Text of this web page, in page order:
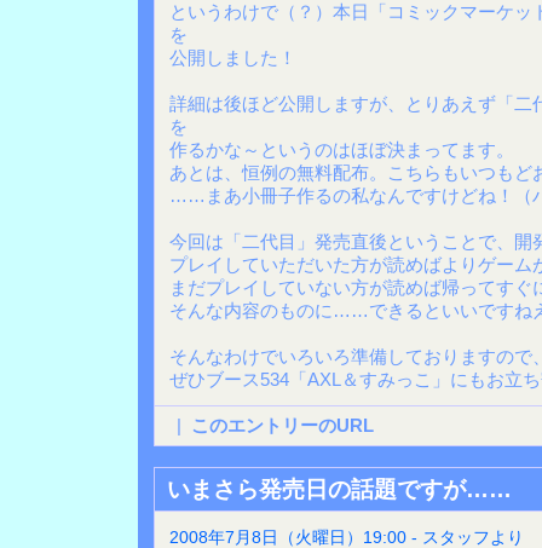
というわけで（？）本日「コミックマーケッ
を
公開しました！
詳細は後ほど公開しますが、とりあえず「
を
作るかな～というのはほぼ決まってます。
あとは、恒例の無料配布。こちらもいつもど
……まあ小冊子作るの私なんですけどね！（
今回は「二代目」発売直後ということで、開
プレイしていただいた方が読めばよりゲーム
まだプレイしていない方が読めば帰ってすぐ
そんな内容のものに……できるといいですね
そんなわけでいろいろ準備しておりますので
ぜひブース534「AXL＆すみっこ」にもお立
| このエントリーのURL
いまさら発売日の話題ですが……
2008年7月8日（火曜日）19:00 - スタッフより